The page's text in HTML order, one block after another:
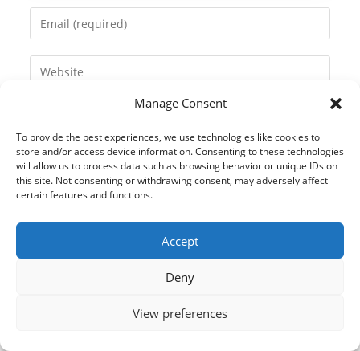
Manage Consent
To provide the best experiences, we use technologies like cookies to
store and/or access device information. Consenting to these technologies
will allow us to process data such as browsing behavior or unique IDs on
this site. Not consenting or withdrawing consent, may adversely affect
certain features and functions.
Accept
Deny
View preferences
name
Enter
your
email
address
Enter
your
(optional)
© 2021 Kaméleon Hungary Kft. Minden jog fenntartva. All rights